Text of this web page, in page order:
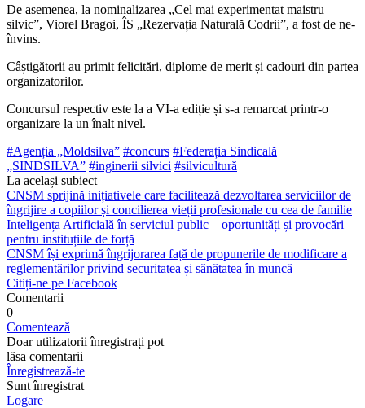
De asemenea, la nominalizarea „Cel mai experimentat maistru
silvic”, Viorel Bragoi, ÎS „Rezervația Naturală Codrii”, a fost de ne­
învins.
Câștigătorii au primit felicitări, diplome de merit și cadouri din partea
organizatorilor.
Concursul respectiv este la a VI-a ediție și s-a remarcat printr-o
organizare la un înalt nivel.
#Agenția „Moldsilva” #concurs #Federația Sin­dicală
„SINDSILVA” #inginerii silvici #silvicultură
La același subiect
CNSM sprijină inițiativele care facilitează dezvoltarea serviciilor de
îngrijire a copiilor și concilierea vieții profesionale cu cea de familie
Inteligența Artificială în serviciul public – oportunități și provocări
pentru instituțiile de forță
CNSM își exprimă îngrijorarea față de propunerile de modificare a
reglementărilor privind securitatea și sănătatea în muncă
Citiți-ne pe Facebook
Comentarii
0
Comentează
Doar utilizatorii înregistrați pot
lăsa comentarii
Înregistrează-te
Sunt înregistrat
Logare